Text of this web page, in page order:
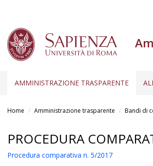
AMMINISTRAZIONE TRASPARENTE
Home Amministrazione trasparente Bandi di
PROCEDURA
Procedura comparativa n. 5/2017